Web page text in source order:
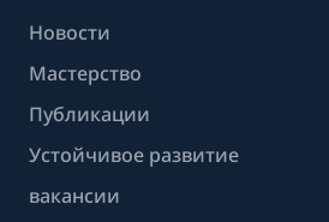
Новости
Мастерство
Публикации
Устойчивое развитие
вакансии